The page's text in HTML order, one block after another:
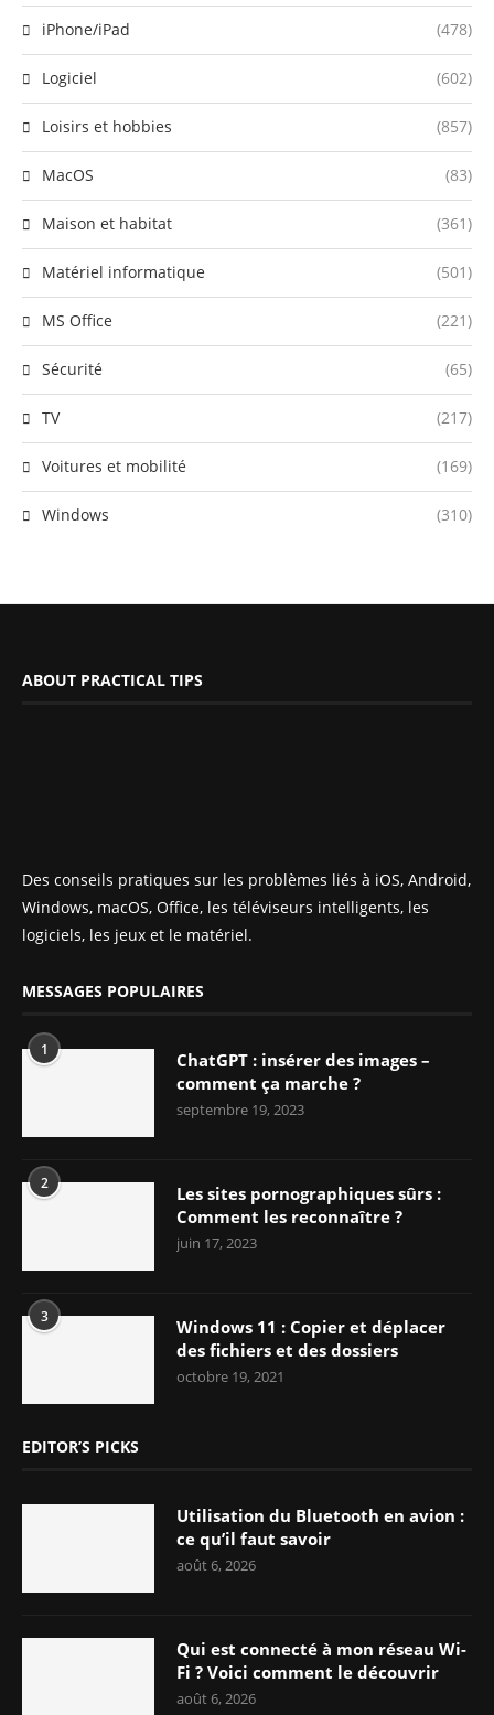
iPhone/iPad (478)
Logiciel (602)
Loisirs et hobbies (857)
MacOS (83)
Maison et habitat (361)
Matériel informatique (501)
MS Office (221)
Sécurité (65)
TV (217)
Voitures et mobilité (169)
Windows (310)
ABOUT PRACTICAL TIPS
Des conseils pratiques sur les problèmes liés à iOS, Android,
Windows, macOS, Office, les téléviseurs intelligents, les
logiciels, les jeux et le matériel.
MESSAGES POPULAIRES
1
ChatGPT : insérer des images –
comment ça marche ?
septembre 19, 2023
2
Les sites pornographiques sûrs :
Comment les reconnaître ?
juin 17, 2023
3
Windows 11 : Copier et déplacer
des fichiers et des dossiers
octobre 19, 2021
EDITOR’S PICKS
Utilisation du Bluetooth en avion :
ce qu’il faut savoir
août 6, 2026
Qui est connecté à mon réseau Wi-
Fi ? Voici comment le découvrir
août 6, 2026